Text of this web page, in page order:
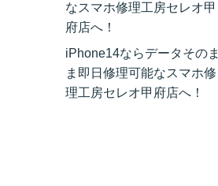
なスマホ修理工房セレオ甲
府店へ！
iPhone14ならデータそのま
ま即日修理可能なスマホ修
理工房セレオ甲府店へ！